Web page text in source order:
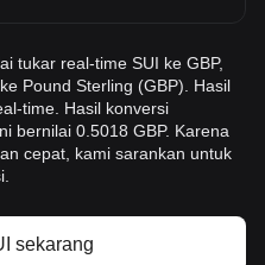
tukar real-time SUI ke GBP,
Pound Sterling (GBP). Hasil
time. Hasil konversi
bernilai 0.5018 GBP. Karena
cepat, kami sarankan untuk
sekarang